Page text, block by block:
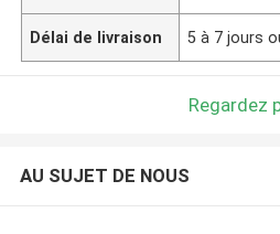
Délai de livraison 5 à 7 jours
Regardez
AU SUJET DE NOUS